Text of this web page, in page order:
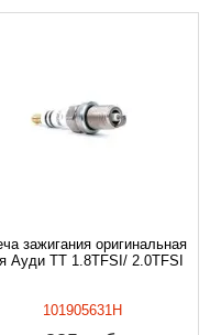
зажигания оригинальная
Ауди TT 1.8TFSI/ 2.0TFSI
101905631H